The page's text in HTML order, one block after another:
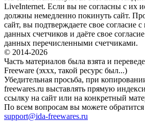
LiveInternet. Если вы не согласны с их
должны немедленно покинуть сайт.
сайт, вы подтверждаете свое согласие
данных счетчиков и даёте свое
данных перечисленными счетчиками.
© 2014-2026
Часть материалов была взята и
Freeware (эххх, такой ресурс был...)
Убедительная просьба, при
freewares.ru выставлять прямую
ссылку на сайт или на конкретный
По всем вопросам вы можете
support@ida-freewares.ru